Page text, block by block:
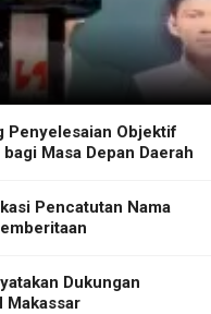
Penyelesaian Objektif
Masa Depan Daerah
Pencatutan Nama
Dukungan
Makassar